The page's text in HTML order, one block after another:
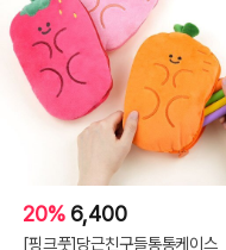
20% 6,400
[핑크풋]당근친구들통통케이스